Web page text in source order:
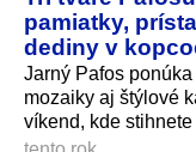
pamiatky,
dediny v
Jarný Pafos
mozaiky aj štýlové
víkend, kde